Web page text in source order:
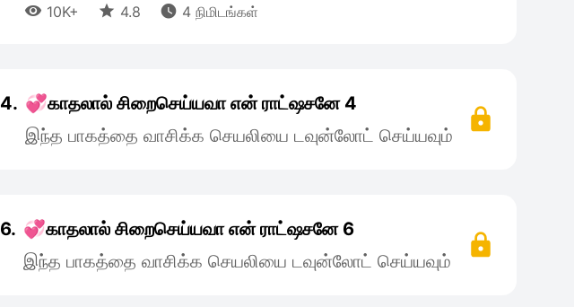
 10K+  4.8  4 நிமிடங்கள்
4. 💞காதலால் சிறைசெய்யவா என் ராட்ஷசனே 4
இந்த பாகத்தை வாசிக்க செயலியை டவுன்லோட் செய்யவும்
6. 💞காதலால் சிறைசெய்யவா என் ராட்ஷசனே 6
இந்த பாகத்தை வாசிக்க செயலியை டவுன்லோட் செய்யவும்